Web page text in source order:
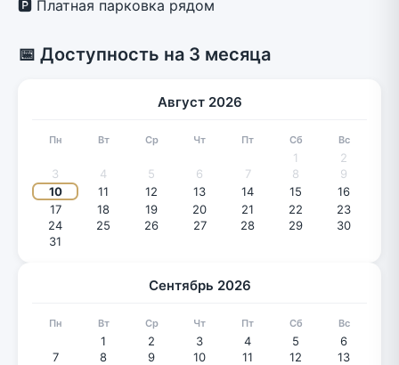
🅿️ Платная парковка рядом
📅 Доступность на 3 месяца
Август 2026
Пн Вт Ср Чт Пт Сб Вс
1
2
3
4 5 6 7 8
9
10
11 12 13 14 15
16
17
18 19 20 21 22
23
24
25 26 27 28 29
30
31
Сентябрь 2026
Пн Вт Ср Чт Пт Сб Вс
1 2 3 4 5
6
7
8 9 10 11 12
13